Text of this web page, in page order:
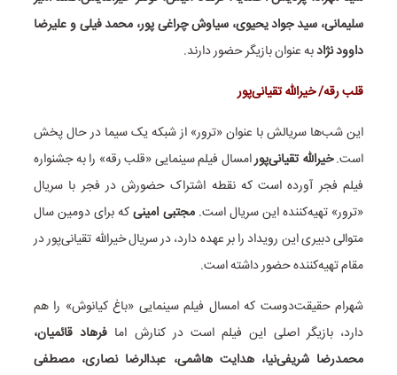
سلیمانی، سید جواد یحیوی، سیاوش چراغی پور، محمد فیلی و علیرضا
داوود نژادبه عنوان بازیگر حضور دارند.
قلب رقه/ خیرالله تقیانی‌پور
این شب‌ها سریالش با عنوان «ترور» از شبکه یک سیما در حال پخش
است.خیرالله تقیانی‌پورامسال فیلم سینمایی «قلب رقه» را به جشنواره
فیلم فجر آورده است که نقطه اشتراک حضورش در فجر با سریال
«ترور» تهیه‌کننده این سریال است.مجتبی امینیکه برای دومین سال
متوالی دبیری این رویداد را بر عهده دارد، در سریال خیرالله تقیانی‌پور در
مقام تهیه‌کننده حضور داشته است.
شهرام حقیقت‌دوست که امسال فیلم سینمایی «باغ کیانوش» را هم
دارد، بازیگر اصلی این فیلم است در کنارش اما فرهاد قائمیان،
محمدرضا شریفی‌نیا، هدایت هاشمی، عبدالرضا نصاری، مصطفی